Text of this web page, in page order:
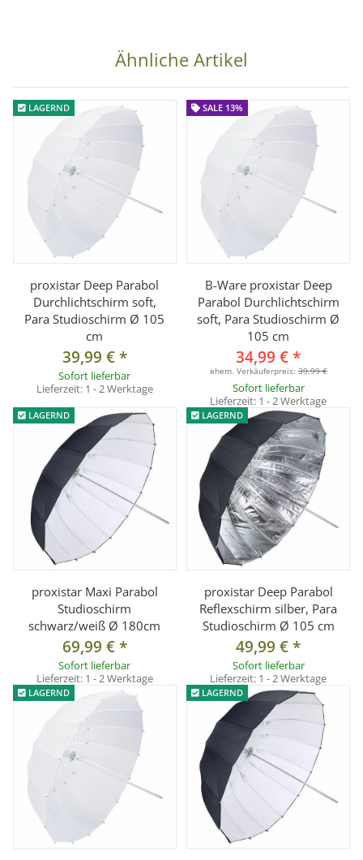
Ähnliche Artikel
LAGERND
proxistar Deep Parabol
Durchlichtschirm soft,
Para Studioschirm Ø 105
cm
39,99 €*
Sofort lieferbar
Lieferzeit: 1 - 2 Werktage
SALE 13%
B-Ware proxistar Deep
Parabol Durchlichtschirm
soft, Para Studioschirm Ø
105 cm
34,99 €*
ehem. Verkäuferpreis:39,99 €
Sofort lieferbar
Lieferzeit: 1 - 2 Werktage
LAGERND
proxistar Maxi Parabol
Studioschirm
schwarz/weiß Ø 180cm
69,99 €*
Sofort lieferbar
Lieferzeit: 1 - 2 Werktage
LAGERND
proxistar Deep Parabol
Reflexschirm silber, Para
Studioschirm Ø 105 cm
49,99 €*
Sofort lieferbar
Lieferzeit: 1 - 2 Werktage
LAGERND LAGERND